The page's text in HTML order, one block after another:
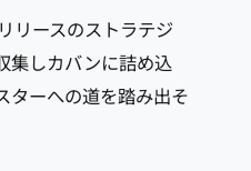
リースのストラテジ
集しカバンに詰め込
ターへの道を踏み出そ